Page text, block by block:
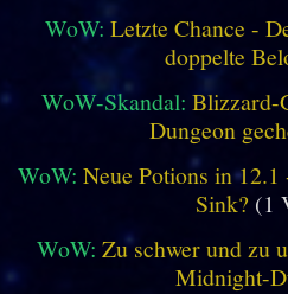
WoW: Letzte Chance -
doppelte
WoW-Skandal: Blizzard-
Dungeon
WoW:Neue Potions in
Sink? (1
WoW: Zu schwer und zu
Midnight-